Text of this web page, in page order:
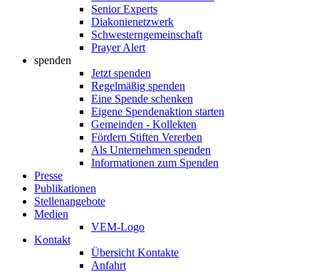
Senior Experts
Diakonienetzwerk
Schwesterngemeinschaft
Prayer Alert
spenden
Jetzt spenden
Regelmäßig spenden
Eine Spende schenken
Eigene Spendenaktion starten
Gemeinden - Kollekten
Fördern Stiften Vererben
Als Unternehmen spenden
Informationen zum Spenden
Presse
Publikationen
Stellenangebote
Medien
VEM-Logo
Kontakt
Übersicht Kontakte
Anfahrt